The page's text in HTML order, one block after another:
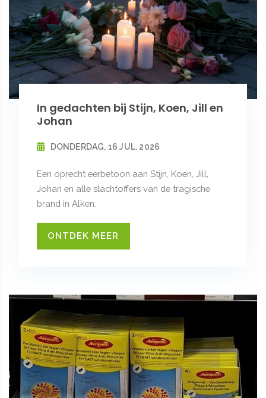
In gedachten bij Stijn, Koen, Jill en
Johan
DONDERDAG, 16 JUL. 2026
Een oprecht eerbetoon aan Stijn, Koen, Jill,
Johan en alle slachtoffers van de tragische
brand in Alken.
ONTDEK MEER